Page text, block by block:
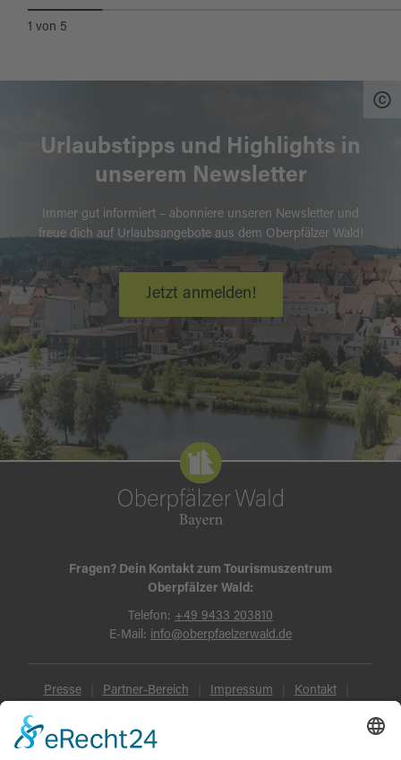
1 von 5
Urlaubstipps und Highlights in
unserem Newsletter
Immer gut informiert – abonniere unseren Newsletter und
freue dich auf Urlaubsangebote aus dem Oberpfälzer Wald!
Jetzt anmelden!
Fragen? Dein Kontakt zum Tourismuszentrum
Oberpfälzer Wald:
Telefon: +49 9433 203810
E-Mail: info@oberpfaelzerwald.de
Presse Partner-Bereich Impressum Kontakt
Datenschutz